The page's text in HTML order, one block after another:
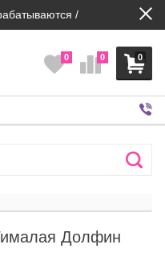
/
0
0 0
Долфин